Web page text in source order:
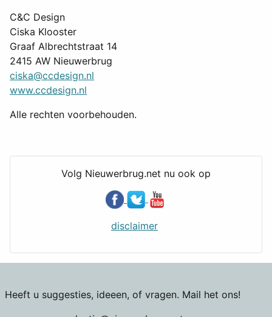
C&C Design
Ciska Klooster
Graaf Albrechtstraat 14
2415 AW Nieuwerbrug
ciska@ccdesign.nl
www.ccdesign.nl
Alle rechten voorbehouden.
Volg Nieuwerbrug.net nu ook op
disclaimer
Heeft u suggesties, ideeen, of vragen. Mail het ons!